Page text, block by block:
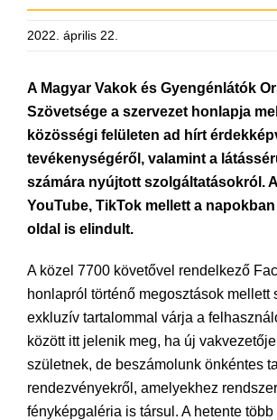
2022. április 22.
A Magyar Vakok és Gyengénlátók
Szövetsége a szervezet honlapja
közösségi felületen ad hírt
tevékenységéről, valamint a
számára nyújtott szolgáltatásokról.
YouTube, TikTok mellett a
oldal is elindult.
A közel 7700 követővel rendelkező
honlapról történő megosztások mellett
exkluzív tartalommal várja a
között itt jelenik meg, ha új
születnek, de beszámolunk önkéntes
rendezvényekről, amelyekhez
fényképgaléria is társul. A hetente több